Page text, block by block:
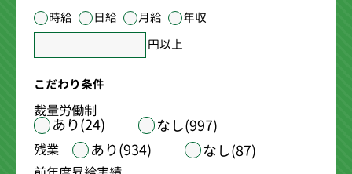
時給
日給 月給
年収
円以上
こだわり条件
裁量労働制
あり(24) なし(997)
残業 あり(934) なし(87)